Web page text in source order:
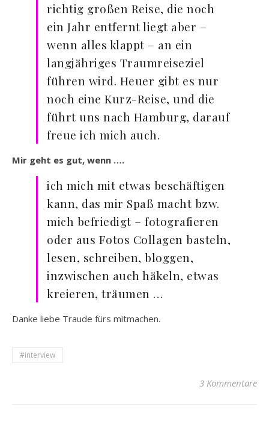
richtig großen Reise, die noch
ein Jahr entfernt liegt aber –
wenn alles klappt – an ein
langjähriges Traumreiseziel
führen wird. Heuer gibt es nur
noch eine Kurz-Reise, und die
führt uns nach Hamburg, darauf
freue ich mich auch.
Mir geht es gut, wenn ….
ich mich mit etwas beschäftigen
kann, das mir Spaß macht bzw.
mich befriedigt – fotografieren
oder aus Fotos Collagen basteln,
lesen, schreiben, bloggen,
inzwischen auch häkeln, etwas
kreieren, träumen …
Danke liebe Traude fürs mitmachen.
#interview
3 Kommentare